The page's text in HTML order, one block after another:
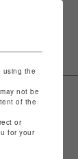
using the
not be
of the
or
for your